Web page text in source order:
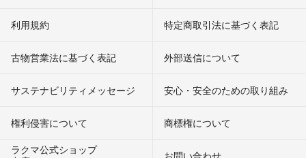
利用規約 特定商取引法に基づく表記
古物営業法に基づく表記 外部送信について
サステナビリティメッセージ 安心・安全のための取り組み
権利侵害について
商標権について
ラクマ公式ショップ